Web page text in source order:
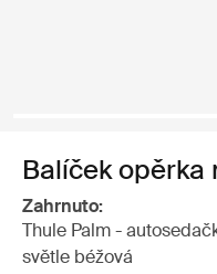
Balíček opěrka
Zahrnuto:
Thule Palm -
světle béžová